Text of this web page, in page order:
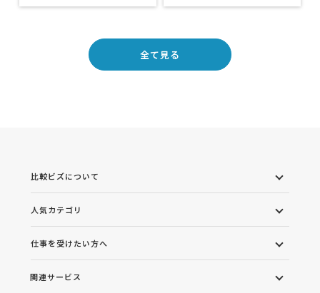
全て見る
比較ビズについて
人気カテゴリ
仕事を受けたい方へ
関連サービス